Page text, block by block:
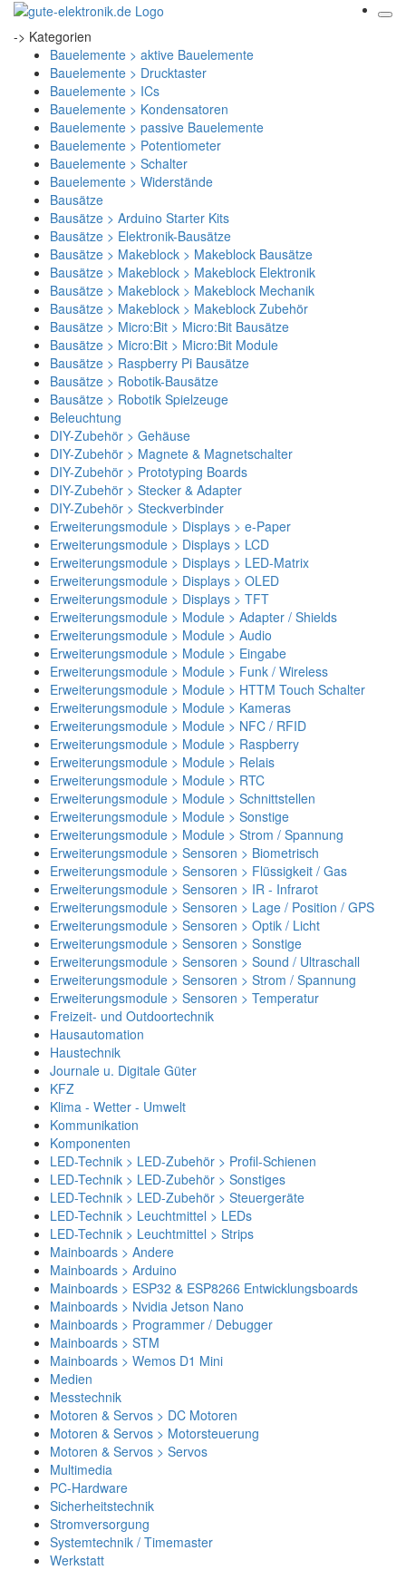
-> Kategorien
Bauelemente > aktive Bauelemente
Bauelemente > Drucktaster
Bauelemente > ICs
Bauelemente > Kondensatoren
Bauelemente > passive Bauelemente
Bauelemente > Potentiometer
Bauelemente > Schalter
Bauelemente > Widerstände
Bausätze
Bausätze > Arduino Starter Kits
Bausätze > Elektronik-Bausätze
Bausätze > Makeblock > Makeblock Bausätze
Bausätze > Makeblock > Makeblock Elektronik
Bausätze > Makeblock > Makeblock Mechanik
Bausätze > Makeblock > Makeblock Zubehör
Bausätze > Micro:Bit > Micro:Bit Bausätze
Bausätze > Micro:Bit > Micro:Bit Module
Bausätze > Raspberry Pi Bausätze
Bausätze > Robotik-Bausätze
Bausätze > Robotik Spielzeuge
Beleuchtung
DIY-Zubehör > Gehäuse
DIY-Zubehör > Magnete & Magnetschalter
DIY-Zubehör > Prototyping Boards
DIY-Zubehör > Stecker & Adapter
DIY-Zubehör > Steckverbinder
Erweiterungsmodule > Displays > e-Paper
Erweiterungsmodule > Displays > LCD
Erweiterungsmodule > Displays > LED-Matrix
Erweiterungsmodule > Displays > OLED
Erweiterungsmodule > Displays > TFT
Erweiterungsmodule > Module > Adapter / Shields
Erweiterungsmodule > Module > Audio
Erweiterungsmodule > Module > Eingabe
Erweiterungsmodule > Module > Funk / Wireless
Erweiterungsmodule > Module > HTTM Touch Schalter
Erweiterungsmodule > Module > Kameras
Erweiterungsmodule > Module > NFC / RFID
Erweiterungsmodule > Module > Raspberry
Erweiterungsmodule > Module > Relais
Erweiterungsmodule > Module > RTC
Erweiterungsmodule > Module > Schnittstellen
Erweiterungsmodule > Module > Sonstige
Erweiterungsmodule > Module > Strom / Spannung
Erweiterungsmodule > Sensoren > Biometrisch
Erweiterungsmodule > Sensoren > Flüssigkeit / Gas
Erweiterungsmodule > Sensoren > IR - Infrarot
Erweiterungsmodule > Sensoren > Lage / Position / GPS
Erweiterungsmodule > Sensoren > Optik / Licht
Erweiterungsmodule > Sensoren > Sonstige
Erweiterungsmodule > Sensoren > Sound / Ultraschall
Erweiterungsmodule > Sensoren > Strom / Spannung
Erweiterungsmodule > Sensoren > Temperatur
Freizeit- und Outdoortechnik
Hausautomation
Haustechnik
Journale u. Digitale Güter
KFZ
Klima - Wetter - Umwelt
Kommunikation
Komponenten
LED-Technik > LED-Zubehör > Profil-Schienen
LED-Technik > LED-Zubehör > Sonstiges
LED-Technik > LED-Zubehör > Steuergeräte
LED-Technik > Leuchtmittel > LEDs
LED-Technik > Leuchtmittel > Strips
Mainboards > Andere
Mainboards > Arduino
Mainboards > ESP32 & ESP8266 Entwicklungsboards
Mainboards > Nvidia Jetson Nano
Mainboards > Programmer / Debugger
Mainboards > STM
Mainboards > Wemos D1 Mini
Medien
Messtechnik
Motoren & Servos > DC Motoren
Motoren & Servos > Motorsteuerung
Motoren & Servos > Servos
Multimedia
PC-Hardware
Sicherheitstechnik
Stromversorgung
Systemtechnik / Timemaster
Werkstatt